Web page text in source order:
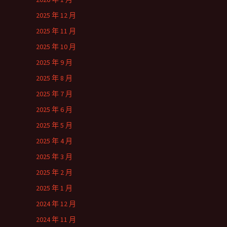
2025 年 12 月
2025 年 11 月
2025 年 10 月
2025 年 9 月
2025 年 8 月
2025 年 7 月
2025 年 6 月
2025 年 5 月
2025 年 4 月
2025 年 3 月
2025 年 2 月
2025 年 1 月
2024 年 12 月
2024 年 11 月